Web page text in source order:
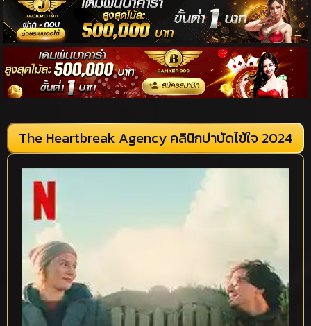
The Heartbreak Agency คลินิกบำบัดไข้ใจ 2024